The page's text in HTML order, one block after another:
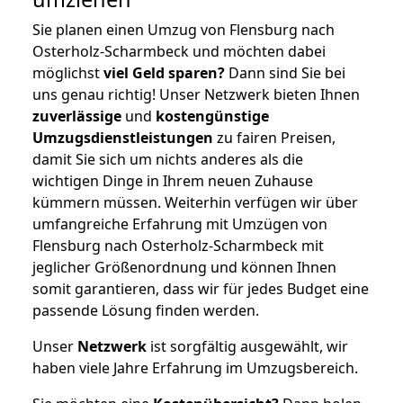
Sie planen einen Umzug von Flensburg nach
Osterholz-Scharmbeck und möchten dabei
möglichstviel Geld sparen? Dann sind Sie bei
uns genau richtig! Unser Netzwerk bieten Ihnen
zuverlässige und kostengünstige
Umzugsdienstleistungen zu fairen Preisen,
damit Sie sich um nichts anderes als die
wichtigen Dinge in Ihrem neuen Zuhause
kümmern müssen. Weiterhin verfügen wir über
umfangreiche Erfahrung mit Umzügen von
Flensburg nach Osterholz-Scharmbeck mit
jeglicher Größenordnung und können Ihnen
somit garantieren, dass wir für jedes Budget eine
passende Lösung finden werden.
Unser Netzwerk ist sorgfältig ausgewählt, wir
haben viele Jahre Erfahrung im Umzugsbereich.